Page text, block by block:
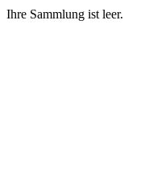
Ihre Sammlung ist leer.